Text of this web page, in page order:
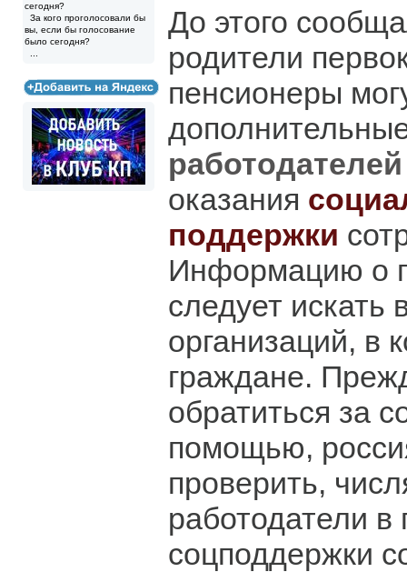
сегодня?
За кого проголосовали бы
вы, если бы голосование
было сегодня?
До этого
родители
пенсионеры
оказания
поддержки
Информацию о
следует искать
организаций, в
граждане.
обратиться за
помощью,
проверить,
работодатели в
соцподдержки